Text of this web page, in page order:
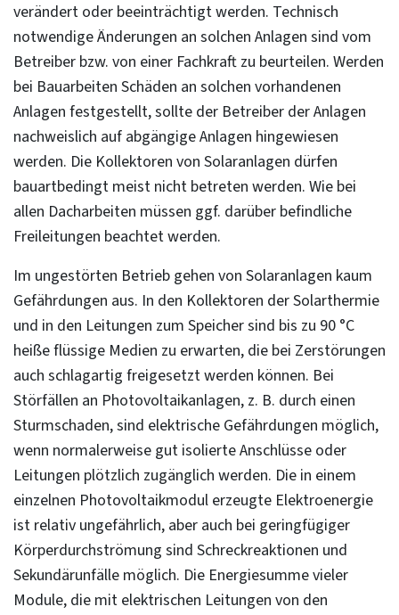
verändert oder beeinträchtigt werden. Technisch
notwendige Änderungen an solchen Anlagen sind vom
Betreiber bzw. von einer Fachkraft zu beurteilen. Werden
bei Bauarbeiten Schäden an solchen vorhandenen
Anlagen festgestellt, sollte der Betreiber der Anlagen
nachweislich auf abgängige Anlagen hingewiesen
werden. Die Kollektoren von Solaranlagen dürfen
bauartbedingt meist nicht betreten werden. Wie bei
allen Dacharbeiten müssen ggf. darüber befindliche
Freileitungen beachtet werden.
Im ungestörten Betrieb gehen von Solaranlagen kaum
Gefährdungen aus. In den Kollektoren der Solarthermie
und in den Leitungen zum Speicher sind bis zu 90 °C
heiße flüssige Medien zu erwarten, die bei Zerstörungen
auch schlagartig freigesetzt werden können. Bei
Störfällen an Photovoltaikanlagen, z. B. durch einen
Sturmschaden, sind elektrische Gefährdungen möglich,
wenn normalerweise gut isolierte Anschlüsse oder
Leitungen plötzlich zugänglich werden. Die in einem
einzelnen Photovoltaikmodul erzeugte Elektroenergie
ist relativ ungefährlich, aber auch bei geringfügiger
Körperdurchströmung sind Schreckreaktionen und
Sekundärunfälle möglich. Die Energiesumme vieler
Module, die mit elektrischen Leitungen von den